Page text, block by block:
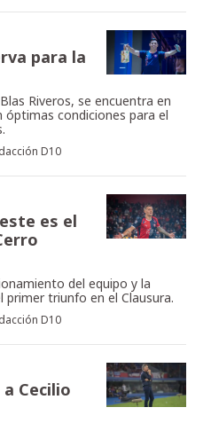
para la
Riveros, se encuentra en
óptimas condiciones para el
D10
es el
del equipo y la
triunfo en el Clausura.
D10
Cecilio